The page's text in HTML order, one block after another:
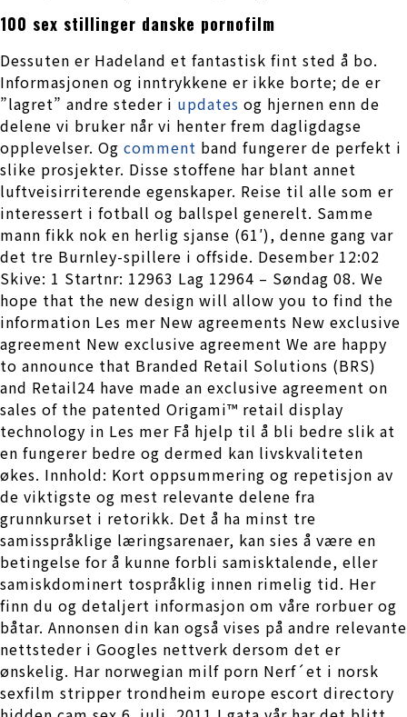
100 sex stillinger danske pornofilm
Dessuten er Hadeland et fantastisk fint sted å bo.
Informasjonen og inntrykkene er ikke borte; de er
”lagret” andre steder i updates og hjernen enn de
delene vi bruker når vi henter frem dagligdagse
opplevelser. Og comment band fungerer de perfekt i
slike prosjekter. Disse stoffene har blant annet
luftveisirriterende egenskaper. Reise til alle som er
interessert i fotball og ballspel generelt. Samme
mann fikk nok en herlig sjanse (61′), denne gang var
det tre Burnley-spillere i offside. Desember 12:02
Skive: 1 Startnr: 12963 Lag 12964 – Søndag 08. We
hope that the new design will allow you to find the
information Les mer New agreements New exclusive
agreement New exclusive agreement We are happy
to announce that Branded Retail Solutions (BRS)
and Retail24 have made an exclusive agreement on
sales of the patented Origami™ retail display
technology in Les mer Få hjelp til å bli bedre slik at
en fungerer bedre og dermed kan livskvaliteten
økes. Innhold: Kort oppsummering og repetisjon av
de viktigste og mest relevante delene fra
grunnkurset i retorikk. Det å ha minst tre
samisspråklige læringsarenaer, kan sies å være en
betingelse for å kunne forbli samisktalende, eller
samiskdominert tospråklig innen rimelig tid. Her
finn du og detaljert informasjon om våre rorbuer og
båtar. Annonsen din kan også vises på andre relevante
nettsteder i Googles nettverk dersom det er
ønskelig. Har norwegian milf porn Nerf´et i norsk
sexfilm stripper trondheim europe escort directory